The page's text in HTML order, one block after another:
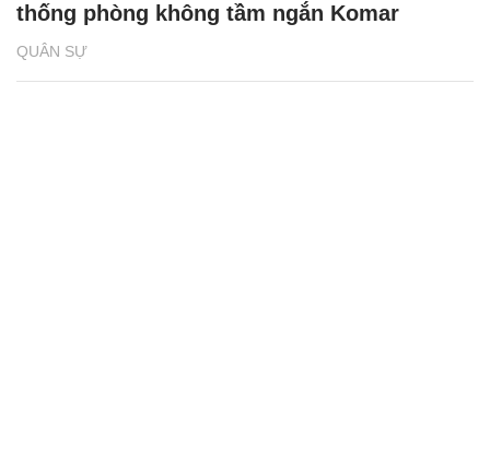
QUÂN SỰ
thống phòng không tầm ngắn Komar